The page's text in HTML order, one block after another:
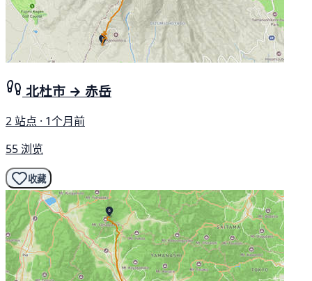
北杜市 → 赤岳
2 站点 · 1个月前
55 浏览
收藏